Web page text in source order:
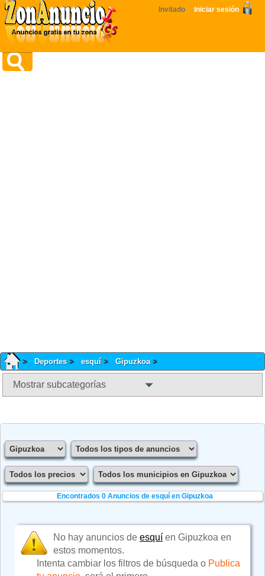
Invitado Iniciar sesión
Deportes esquí Gipuzkoa
Mostrar subcategorías
Encontrados 0Anuncios de esquí en Gipuzkoa
No hay anuncios deesquí en Gipuzkoa en
estos momentos.
Intenta cambiar los filtros de búsqueda o Publica